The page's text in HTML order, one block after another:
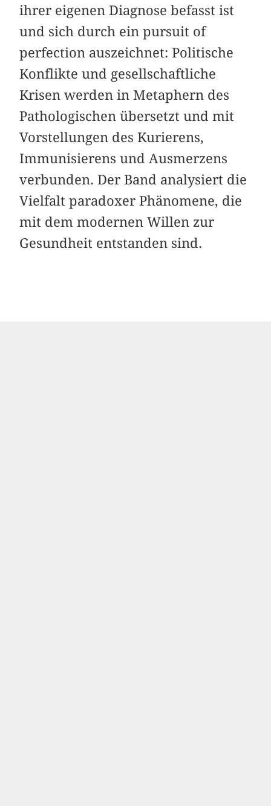
ihrer eigenen Diagnose befasst ist
und sich durch ein pursuit of
perfection auszeichnet: Politische
Konflikte und gesellschaftliche
Krisen werden in Metaphern des
Pathologischen übersetzt und mit
Vorstellungen des Kurierens,
Immunisierens und Ausmerzens
verbunden. Der Band analysiert die
Vielfalt paradoxer Phänomene, die
mit dem modernen Willen zur
Gesundheit entstanden sind.